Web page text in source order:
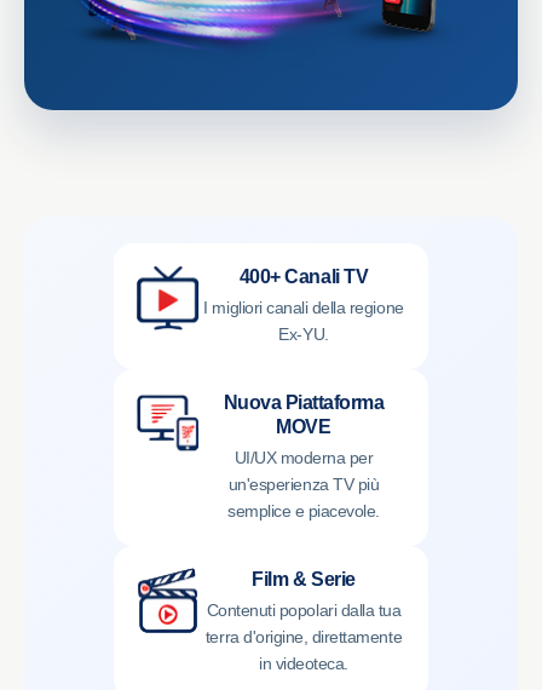
400+ Canali TV
I migliori canali della regione
Ex-YU.
Nuova Piattaforma
MOVE
UI/UX moderna per
un'esperienza TV più
semplice e piacevole.
Film & Serie
Contenuti popolari dalla tua
terra d'origine, direttamente
in videoteca.